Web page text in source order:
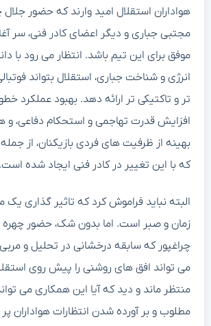
هواداران استقلال امید وارند که حضور جلال
مجتبی جباری و دیگر اعضای کادر فنی، سر
موفق برای این تیم باشد. انتظار می رود با
انرژی و شناخت جباری، استقلال بتواند
تر و تاکتیکی تر ارائه دهد. بهبود عملکرد
افزایش قدرت تهاجمی و استحکام دفاعی، و
بهینه از ظرفیت های فردی بازیکنان، از
که با این تغییر در کادر فنی ایجاد شده است.
البته نباید فراموش کرد که تاثیر گذاری یک
زمان و صبر است. اما بدون شک، حضور چهره
چراغپور که سابقه درخشانی در تحلیل و مربی
می تواند افق های روشنی را پیش روی
منتظر ماند و دید که آیا این همکاری می
مطلوب و بر آورده شدن انتظارات هواداران